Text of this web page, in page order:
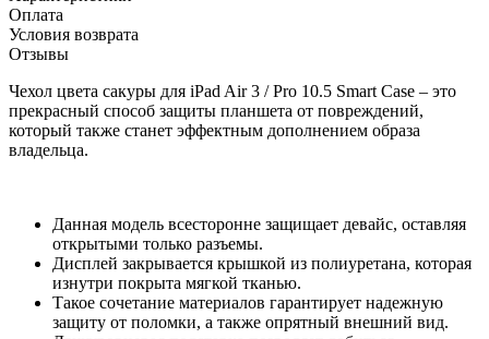
Оплата
Условия возврата
Отзывы
Чехол цвета сакуры для iPad Air 3 / Pro 10.5 Smart Case – это
прекрасный способ защиты планшета от повреждений,
который также станет эффектным дополнением образа
владельца.
Данная модель всесторонне защищает девайс, оставляя
открытыми только разъемы.
Дисплей закрывается крышкой из полиуретана, которая
изнутри покрыта мягкой тканью.
Такое сочетание материалов гарантирует надежную
защиту от поломки, а также опрятный внешний вид.